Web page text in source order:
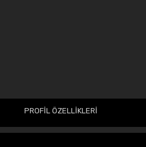
PROFİL ÖZELLİKLERİ